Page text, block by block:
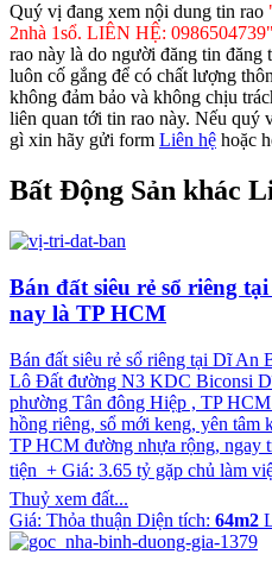
Quý vị đang xem nội dung tin rao
2nhà 1sổ. LIÊN HỆ: 0986504739"
rao này là do người đăng tin đăng
luôn cố gắng để có chất lượng
không đảm bảo và không chịu
liên quan tới tin rao này. Nếu quý
gì xin hãy gửi form Liên hệ hoặc
Bất Động Sản khác
Bán đất siêu rẻ sổ riêng
nay là TP HCM
Bán đất siêu rẻ sổ riêng tại Dĩ
Lô Đất đường N3 KDC Biconsi
phường Tân đông Hiệp , TP
hồng riêng, sổ mới keng, yên tâm
TP HCM đường nhựa rộng, ngay
tiện + Giá: 3.65 tỷ gặp chủ làm
Thuỷ xem đất...
Giá: Thỏa thuận Diện tích: 64m2